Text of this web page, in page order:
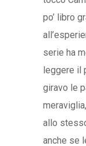
po’ libro
serie ha
leggere il
giravo le
allo
anche se